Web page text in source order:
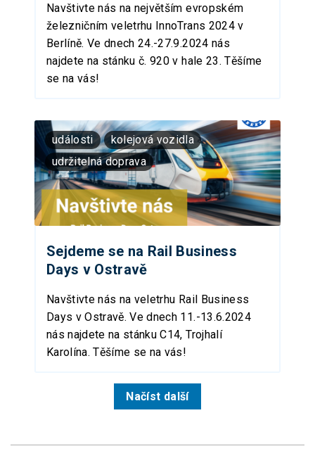
Navštivte nás na největším evropském
železničním veletrhu InnoTrans 2024 v
Berlíně. Ve dnech 24.-27.9.2024 nás
najdete na stánku č. 920 v hale 23. Těšíme
se na vás!
události
kolejová vozidla
udržitelná doprava
Sejdeme se na Rail Business
Days v Ostravě
Navštivte nás na veletrhu Rail Business
Days v Ostravě. Ve dnech 11.-13.6.2024
nás najdete na stánku C14, Trojhalí
Karolína. Těšíme se na vás!
Načíst další